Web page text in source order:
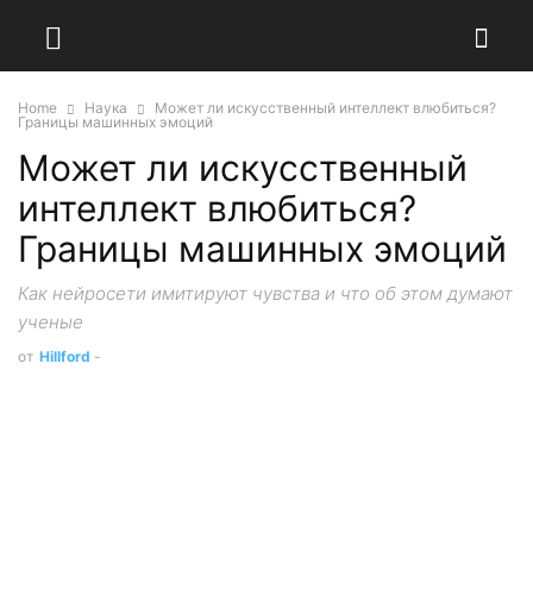
Home Наука
Может ли искусственный интеллект влюбиться?
Границы машинных эмоций
Может ли искусственный
интеллект влюбиться?
Границы машинных эмоций
Как нейросети имитируют чувства и что об этом думают
ученые
от Hillford -